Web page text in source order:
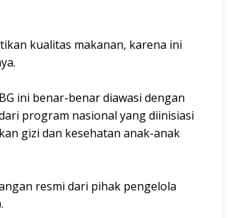
kualitas makanan, karena ini
ini benar-benar diawasi dengan
program nasional yang diinisiasi
gizi dan kesehatan anak-anak
resmi dari pihak pengelola